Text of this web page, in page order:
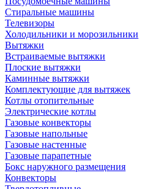
Стиральные машины
Телевизоры
Холодильники и морозильники
Вытяжки
Встраиваемые вытяжки
Плоские вытяжки
Каминные вытяжки
Комплектующие для вытяжек
Котлы отопительные
Электрические котлы
Газовые конвекторы
Газовые напольные
Газовые настенные
Газовые парапетные
Бокс наружного размещения
Конвекторы